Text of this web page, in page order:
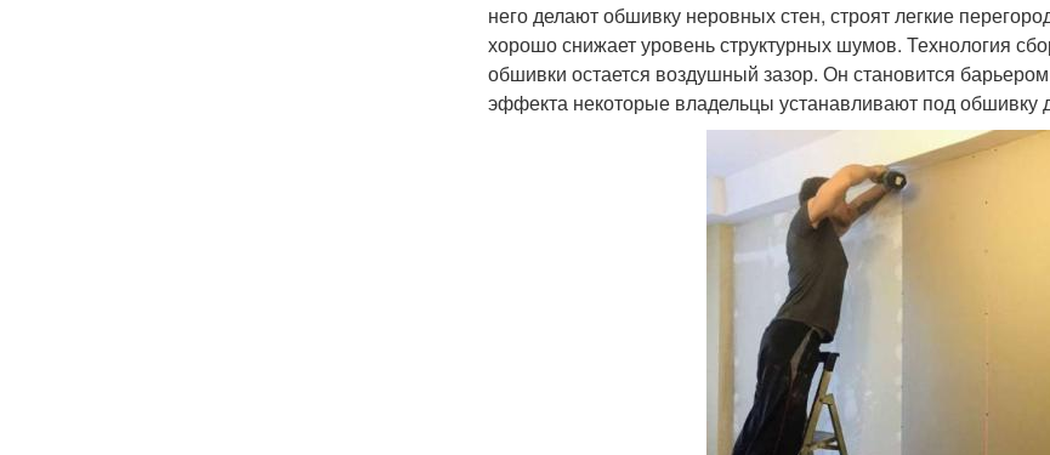
него делают обшивку неровных стен, строят легкие
хорошо снижает уровень структурных шумов. Технология
обшивки остается воздушный зазор. Он становится
эффекта некоторые владельцы устанавливают под обшивку